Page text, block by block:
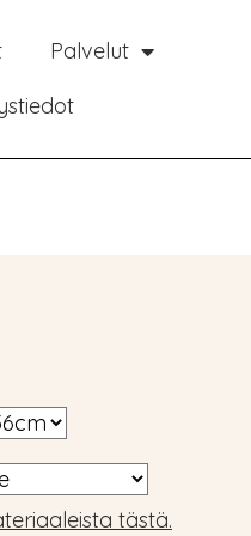
Palvelut
tästä.